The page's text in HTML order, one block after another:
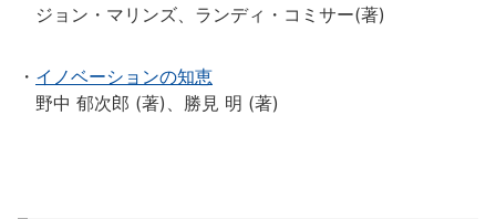
ジョン・マリンズ、ランディ・コミサー(著)
・ イノベーションの知恵
野中 郁次郎 (著)、勝見 明 (著)